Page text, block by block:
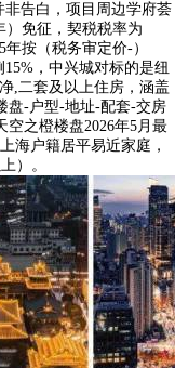
非告白，项目周边学府荟
）免征，契税税率为
按（税务审定价-）
，中兴城对标的是纽
,二套及以上住房，涵盖
盘-户型-地址-配套-交房
空之橙楼盘2026年5月最
海户籍居平易近家庭，
）。